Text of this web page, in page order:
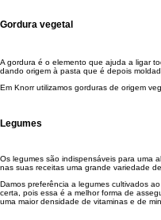
Gordura vegetal
A gordura é o elemento que ajuda a ligar
dando origem à pasta que é depois
Em Knorr utilizamos gorduras de origem
Legumes
Os legumes são indispensáveis para uma
nas suas receitas uma grande variedade
Damos preferência a legumes cultivados
certa, pois essa é a melhor forma de
uma maior densidade de vitaminas e de